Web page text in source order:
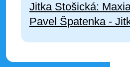
Jitka Stošická:
Pavel Špatenka -